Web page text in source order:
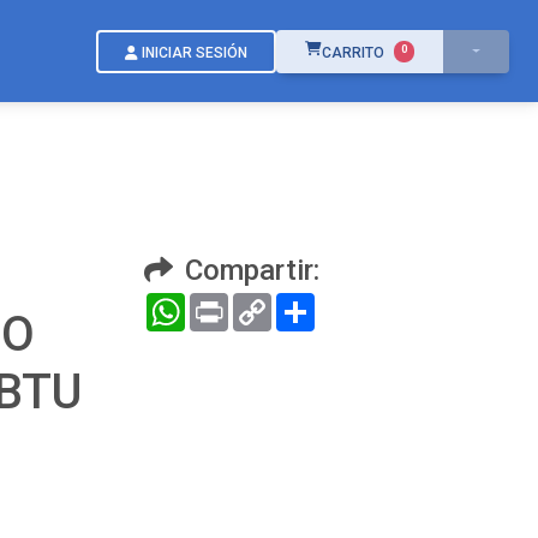
INICIAR SESIÓN CARRITO 0ÍTEMS EN EL CARRITO
Compartir:
WhatsApp
Print Copy
Link